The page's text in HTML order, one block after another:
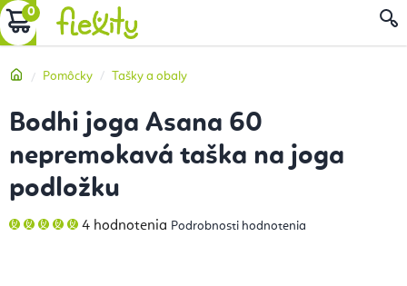
Prejsť
na
NÁKUPNÝ
DomovPomôcky Tašky a obaly
Bodhi joga Asana 60
nepremokavá taška na joga
podložku
Priemerné
hodnotenie
4 hodnotenia Podrobnosti hodnotenia